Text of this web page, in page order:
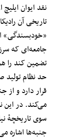
نقد ایوان
تاریخی آن‌
«خودبسندگی»
جامعه‌ای که
تضمین کند را
حد نظام
قرار دارد و از
می‌کند. در این
سوی تاریخچهٔ
جنبه‌ها اشاره